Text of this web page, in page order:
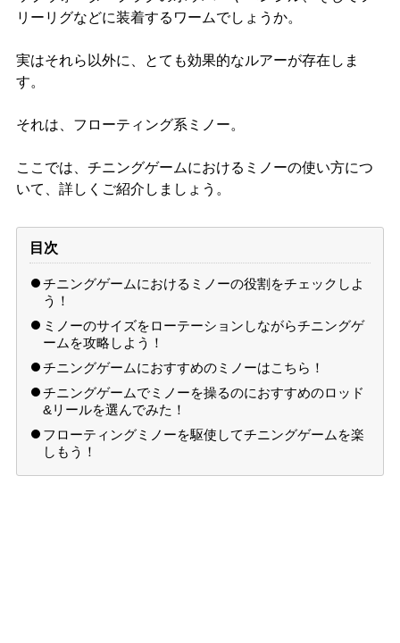
リーリグなどに装着するワームでしょうか。
実はそれら以外に、とても効果的なルアーが存在しま
す。
それは、フローティング系ミノー。
ここでは、チニングゲームにおけるミノーの使い方につ
いて、詳しくご紹介しましょう。
目次
チニングゲームにおけるミノーの役割をチェックしよ
う！
ミノーのサイズをローテーションしながらチニングゲ
ームを攻略しよう！
チニングゲームにおすすめのミノーはこちら！
チニングゲームでミノーを操るのにおすすめのロッド
&リールを選んでみた！
フローティングミノーを駆使してチニングゲームを楽
しもう！